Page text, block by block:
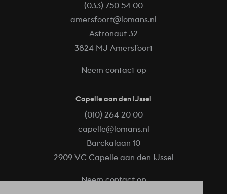
(033) 750 54 00
amersfoort@lomans.nl
Astronaut 32
3824 MJ Amersfoort
Neem contact op
Capelle aan den IJssel
(010) 264 20 00
capelle@lomans.nl
Barckalaan 10
2909 VC Capelle aan den IJssel
Neem contact op